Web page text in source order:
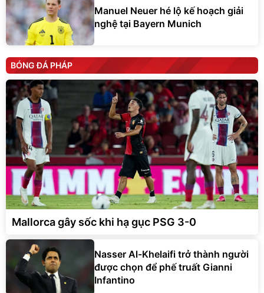
Manuel Neuer hé lộ kế hoạch giải
nghệ tại Bayern Munich
BÓNG ĐÁ PHÁP
Mallorca gây sốc khi hạ gục PSG 3-0
Nasser Al-Khelaifi trở thành người
được chọn để phế truất Gianni
Infantino